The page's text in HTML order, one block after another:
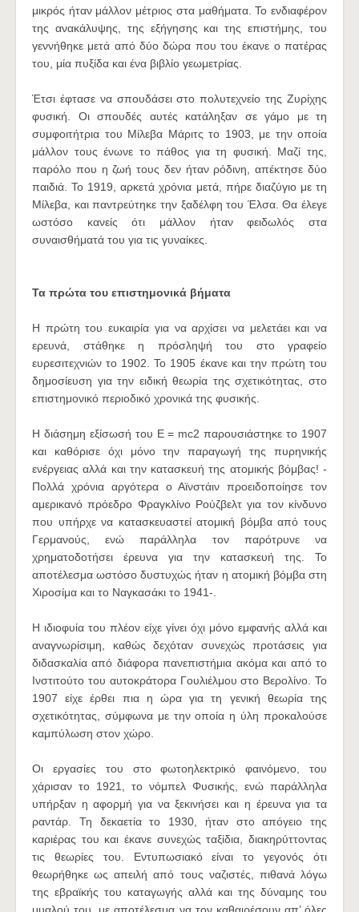
μικρός ήταν μάλλον μέτριος στα μαθήματα. Το ενδιαφέρον
της ανακάλυψης, της εξήγησης και της επιστήμης, του
γεννήθηκε μετά από δύο δώρα που του έκανε ο πατέρας
του, μία πυξίδα και ένα βιβλίο γεωμετρίας.
Έτσι έφτασε να σπουδάσει στο πολυτεχνείο της Ζυρίχης
φυσική. Οι σπουδές αυτές κατάληξαν σε γάμο με τη
συμφοιτήτρια του Μίλεβα Μάριτς το 1903, με την οποία
μάλλον τους ένωνε το πάθος για τη φυσική. Μαζί της,
παρόλο που η ζωή τους δεν ήταν ρόδινη, απέκτησε δύο
παιδιά. Το 1919, αρκετά χρόνια μετά, πήρε διαζύγιο με τη
Μίλεβα, και παντρεύτηκε την ξαδέλφη του Έλσα. Θα έλεγε
ωστόσο κανείς ότι μάλλον ήταν φειδωλός στα
συναισθήματά του για τις γυναίκες.
Τα πρώτα του επιστημονικά βήματα
Η πρώτη του ευκαιρία για να αρχίσει να μελετάει και να
ερευνά, στάθηκε η πρόσληψή του στο γραφείο
ευρεσιτεχνιών το 1902. Το 1905 έκανε και την πρώτη του
δημοσίευση για την ειδική θεωρία της σχετικότητας, στο
επιστημονικό περιοδικό χρονικά της φυσικής.
Η διάσημη εξίσωσή του E = mc2 παρουσιάστηκε το 1907
και καθόρισε όχι μόνο την παραγωγή της πυρηνικής
ενέργειας αλλά και την κατασκευή της ατομικής βόμβας! -
Πολλά χρόνια αργότερα ο Αϊνστάιν προειδοποίησε τον
αμερικανό πρόεδρο Φραγκλίνο Ρούζβελτ για τον κίνδυνο
που υπήρχε να κατασκευαστεί ατομική βόμβα από τους
Γερμανούς, ενώ παράλληλα τον παρότρυνε να
χρηματοδοτήσει έρευνα για την κατασκευή της. Το
αποτέλεσμα ωστόσο δυστυχώς ήταν η ατομική βόμβα στη
Χιροσίμα και το Ναγκασάκι το 1941-.
Η ιδιοφυία του πλέον είχε γίνει όχι μόνο εμφανής αλλά και
αναγνωρίσιμη, καθώς δεχόταν συνεχώς προτάσεις για
διδασκαλία από διάφορα πανεπιστήμια ακόμα και από το
Ινστιτούτο του αυτοκράτορα Γουλιέλμου στο Βερολίνο. Το
1907 είχε έρθει πια η ώρα για τη γενική θεωρία της
σχετικότητας, σύμφωνα με την οποία η ύλη προκαλούσε
καμπύλωση στον χώρο.
Οι εργασίες του στο φωτοηλεκτρικό φαινόμενο, του
χάρισαν το 1921, το νόμπελ Φυσικής, ενώ παράλληλα
υπήρξαν η αφορμή για να ξεκινήσει και η έρευνα για τα
ραντάρ. Τη δεκαετία το 1930, ήταν στο απόγειο της
καριέρας του και έκανε συνεχώς ταξίδια, διακηρύττοντας
τις θεωρίες του. Εντυπωσιακό είναι το γεγονός ότι
θεωρήθηκε ως απειλή από τους ναζιστές, πιθανά λόγω
της εβραϊκής του καταγωγής αλλά και της δύναμης του